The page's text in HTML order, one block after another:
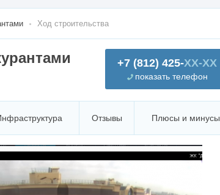
Ход строительства
+7 (812) 425-XX-XX
показать телефон
Отзывы Плюсы и минусы